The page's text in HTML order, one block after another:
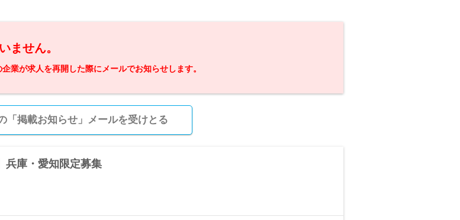
ません。
業が求人を再開した際にメールでお知らせします。
「掲載お知らせ」メールを受けとる
兵庫・愛知限定募集